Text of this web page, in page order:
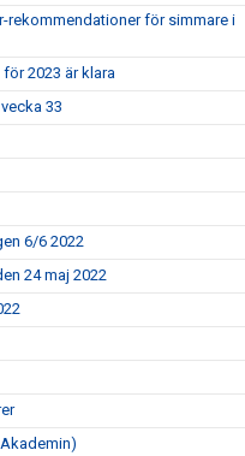
rekommendationer för simmare i
2023 är klara
33
6/6 2022
24 maj 2022